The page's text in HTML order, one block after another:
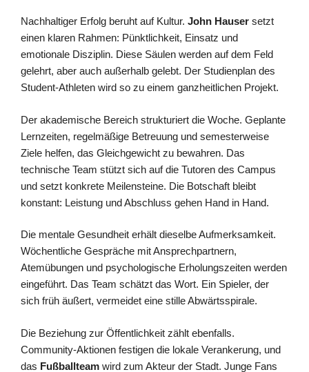
Nachhaltiger Erfolg beruht auf Kultur. John Hauser setzt
einen klaren Rahmen: Pünktlichkeit, Einsatz und
emotionale Disziplin. Diese Säulen werden auf dem Feld
gelehrt, aber auch außerhalb gelebt. Der Studienplan des
Student-Athleten wird so zu einem ganzheitlichen Projekt.
Der akademische Bereich strukturiert die Woche. Geplante
Lernzeiten, regelmäßige Betreuung und semesterweise
Ziele helfen, das Gleichgewicht zu bewahren. Das
technische Team stützt sich auf die Tutoren des Campus
und setzt konkrete Meilensteine. Die Botschaft bleibt
konstant: Leistung und Abschluss gehen Hand in Hand.
Die mentale Gesundheit erhält dieselbe Aufmerksamkeit.
Wöchentliche Gespräche mit Ansprechpartnern,
Atemübungen und psychologische Erholungszeiten werden
eingeführt. Das Team schätzt das Wort. Ein Spieler, der
sich früh äußert, vermeidet eine stille Abwärtsspirale.
Die Beziehung zur Öffentlichkeit zählt ebenfalls.
Community-Aktionen festigen die lokale Verankerung, und
das Fußballteam wird zum Akteur der Stadt. Junge Fans